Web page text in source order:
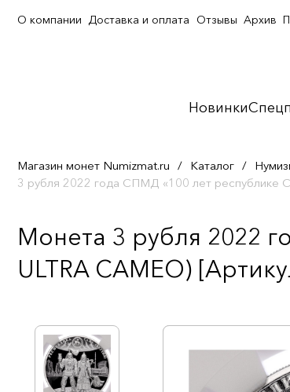
Новинки
О компании Доставка и оплата Отзывы Архив
Магазин монет Numizmat.ru / Каталог /
3 рубля 2022 года СПМД «100 лет республике
Монета 3 рубля 2022
ULTRA CAMEO)